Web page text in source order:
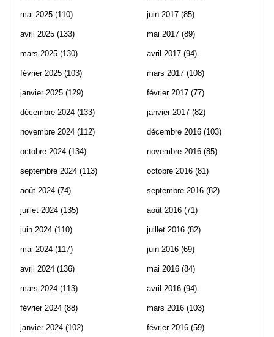
mai 2025 (110)
avril 2025 (133)
mars 2025 (130)
février 2025 (103)
janvier 2025 (129)
décembre 2024 (133)
novembre 2024 (112)
octobre 2024 (134)
septembre 2024 (113)
août 2024 (74)
juillet 2024 (135)
juin 2024 (110)
mai 2024 (117)
avril 2024 (136)
mars 2024 (113)
février 2024 (88)
janvier 2024 (102)
juin 2017 (85)
mai 2017 (89)
avril 2017 (94)
mars 2017 (108)
février 2017 (77)
janvier 2017 (82)
décembre 2016 (103)
novembre 2016 (85)
octobre 2016 (81)
septembre 2016 (82)
août 2016 (71)
juillet 2016 (82)
juin 2016 (69)
mai 2016 (84)
avril 2016 (94)
mars 2016 (103)
février 2016 (59)